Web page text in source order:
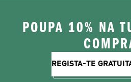
POUPA 10% NA
REGISTA-TE